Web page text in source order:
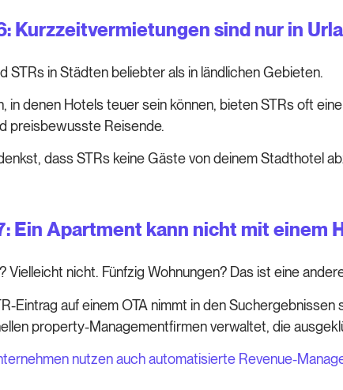
Kurzzeitvermietungen sind nur in
STRs in Städten beliebter als in ländlichen Gebieten.
in denen Hotels teuer sein können, bieten STRs oft
preisbewusste Reisende.
dass STRs keine Gäste von deinem Stadthotel
Ein Apartment kann nicht mit einem
Vielleicht nicht. Fünfzig Wohnungen? Das ist eine
Eintrag auf einem OTA nimmt in den
property-Managementfirmen verwaltet, die
nutzen auch automatisierte Revenue-